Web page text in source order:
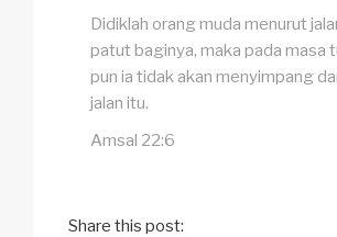
Didiklah orang muda menurut
patut baginya, maka pada masa
pun ia tidak akan menyimpang
jalan itu.
Amsal 22:6
Share this post: